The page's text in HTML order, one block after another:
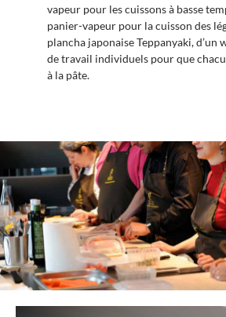
vapeur pour les cuissons à basse
panier-vapeur pour la cuisson des
plancha japonaise Teppanyaki, d’un
de travail individuels pour que
à la pâte.